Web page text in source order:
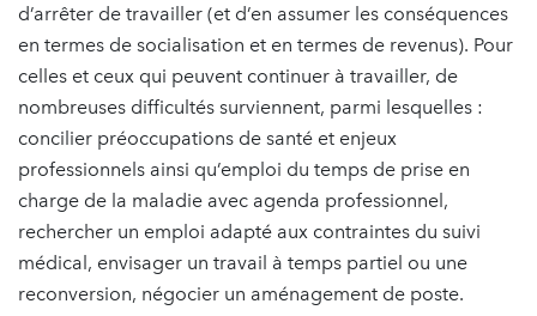
d’arrêter de travailler (et d’en assumer les conséquences
en termes de socialisation et en termes de revenus). Pour
celles et ceux qui peuvent continuer à travailler, de
nombreuses difficultés surviennent, parmi lesquelles :
concilier préoccupations de santé et enjeux
professionnels ainsi qu’emploi du temps de prise en
charge de la maladie avec agenda professionnel,
rechercher un emploi adapté aux contraintes du suivi
médical, envisager un travail à temps partiel ou une
reconversion, négocier un aménagement de poste.